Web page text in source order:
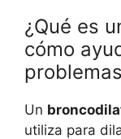
¿Qué es
cómo
Un
utiliza para